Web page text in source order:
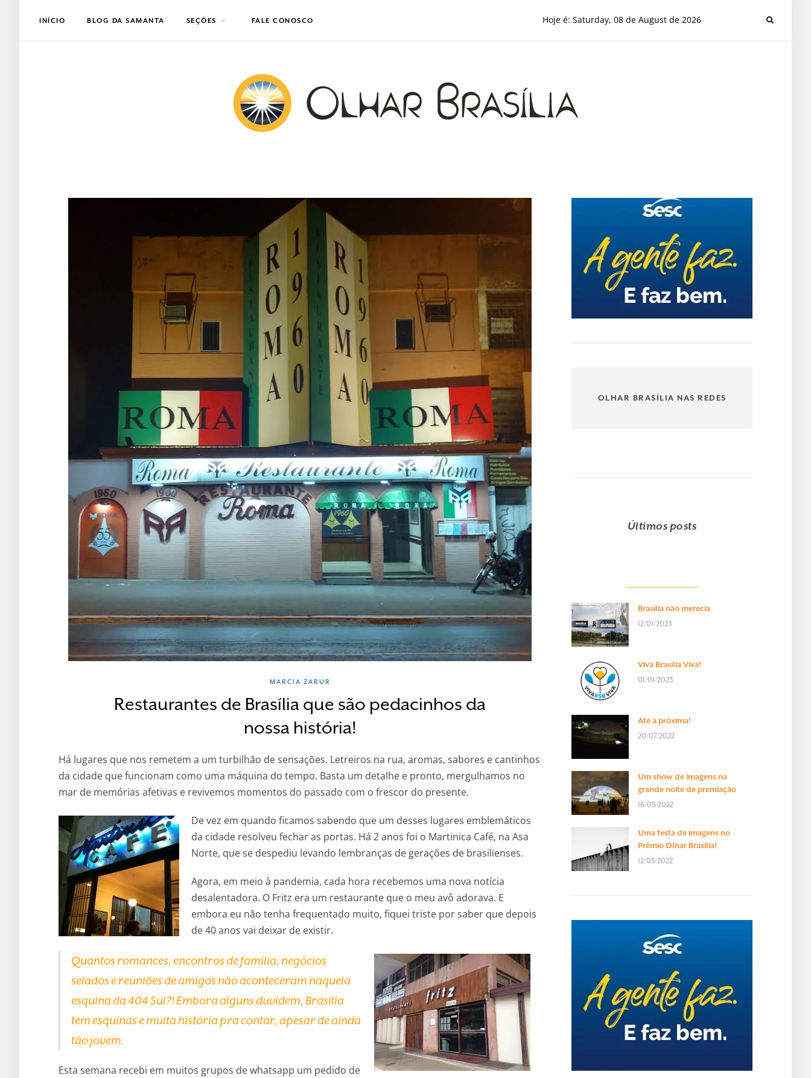
Hoje é: Saturday, 08 de August de 2026
INÍCIO BLOG DA SAMANTA SEÇÕES FALE CONOSCO
MARCIA ZARUR
Restaurantes de Brasília que são pedacinhos da
nossa história!
Há lugares que nos remetem a um turbilhão de sensações. Letreiros na rua, aromas, sabores e cantinhos
da cidade que funcionam como uma máquina do tempo. Basta um detalhe e pronto, mergulhamos no
mar de memórias afetivas e revivemos momentos do passado com o frescor do presente.
De vez em quando ficamos sabendo que um desses lugares emblemáticos
da cidade resolveu fechar as portas. Há 2 anos foi o Martinica Café, na Asa
Norte, que se despediu levando lembranças de gerações de brasilienses.
Agora, em meio à pandemia, cada hora recebemos uma nova notícia
desalentadora. O Fritz era um restaurante que o meu avô adorava. E
embora eu não tenha frequentado muito, fiquei triste por saber que depois
de 40 anos vai deixar de existir.
Quantos romances, encontros de família, negócios
selados e reuniões de amigos não aconteceram naquela
esquina da 404 Sul?! Embora alguns duvidem, Brasília
tem esquinas e muita história pra contar, apesar de ainda
tão jovem.
Esta semana recebi em muitos grupos de whatsapp um pedido de
OLHAR BRASÍLIA NAS REDES
Últimos posts
Brasília não merecia
12/01/2023
Viva Brasília Viva!
01/01/2023
Até a próxima!
20/07/2022
Um show de imagens na
grande noite de premiação
16/05/2022
Uma festa de imagens no
Prêmio Olhar Brasília!
12/05/2022